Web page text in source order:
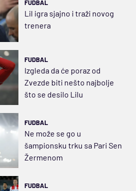
FUDBAL
Lil igra sjajno i traži novog
trenera
FUDBAL
Izgleda da će poraz od
Zvezde biti nešto najbolje
što se desilo Lilu
FUDBAL
Ne može se go u
šampionsku trku sa Pari Sen
Žermenom
FUDBAL